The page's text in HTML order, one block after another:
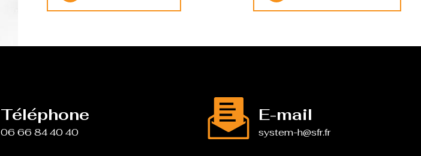
Téléphone
06 66 84 40 40
E-mail
system-h@sfr.fr